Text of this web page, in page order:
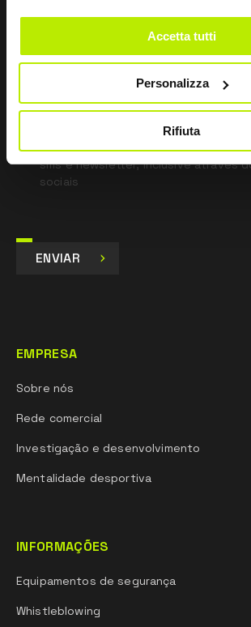
Accetta tutti
Personalizza
Rifiuta
Li a Política de Privacidade
Dou o meu consentimento para o
dados para fins de Marketing e para
comunicações comerciais e
sms e newsletter, inclusive através
sociais
ENVIAR
EMPRESA
Sobre nós
Rede comercial
Investigação e desenvolvimento
Mentalidade desportiva
INFORMAÇÕES
Equipamentos de segurança
Whistleblowing